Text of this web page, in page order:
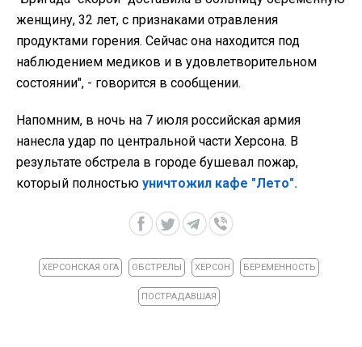
женщину, 32 лет, с признаками отравления
продуктами горения. Сейчас она находится под
наблюдением медиков и в удовлетворительном
состоянии", - говорится в сообщении.
Напомним, в ночь на 7 июля российская армия
нанесла удар по центральной части Херсона. В
результате обстрела в городе бушевал пожар,
который полностью уничтожил кафе "Лето".
ХЕРСОНСКАЯ ОГА ОБСТРЕЛЫ ХЕРСОН БЕРЕМЕННОСТЬ
ПОСТРАДАВШАЯ